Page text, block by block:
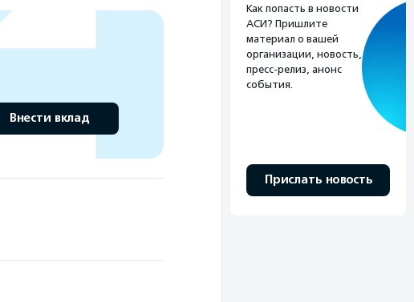
Внести вклад
Как попасть в новости
АСИ? Пришлите
материал о вашей
организации, новость,
пресс-релиз, анонс
события.
Прислать новость